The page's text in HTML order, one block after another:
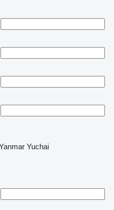
Yuchai